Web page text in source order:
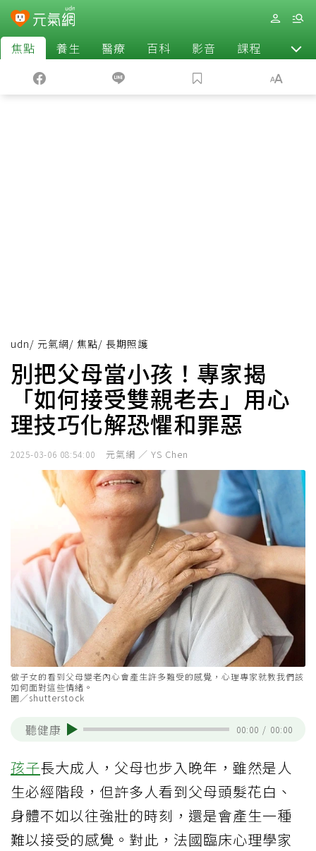
焦點 養生 醫療 百科 影音 課程 退休
udn/ 元氣網/ 焦點/ 長期照護
別把父母當小孩！專家揭
「如何接受雙親老去」用心
理技巧化解恐懼和罪惡
2025-03-06 08:54:00 元氣網 ／ YS Chen
做子女的看到父母變老內心會產生許多難受的感覺，心理專家就教我們該
如何面對這些情緒。
圖／shutterstock
聽健康 00:00 / 00:00
孩子長大成人，父母也步入晚年，雖然是人
生必經階段，但許多人看到父母頭髮花白、
身體不如以往強壯的時刻，還是會產生一種
難以接受的感覺。對此，法國臨床心理學家